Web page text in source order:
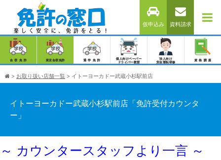
仮申込み 資料請求
合宿免許 東京合宿免許 通学免許
個人向けペーパー
ドライバー教習
法人向け
安全運転研修
資格講座
> お取り扱い店舗一覧 > イトーヨーカドー武蔵小杉駅前店
イトーヨーカドー武蔵小杉駅前店「免許受付カウンタ
ー」
～ カウンタースタッフより一言 ～